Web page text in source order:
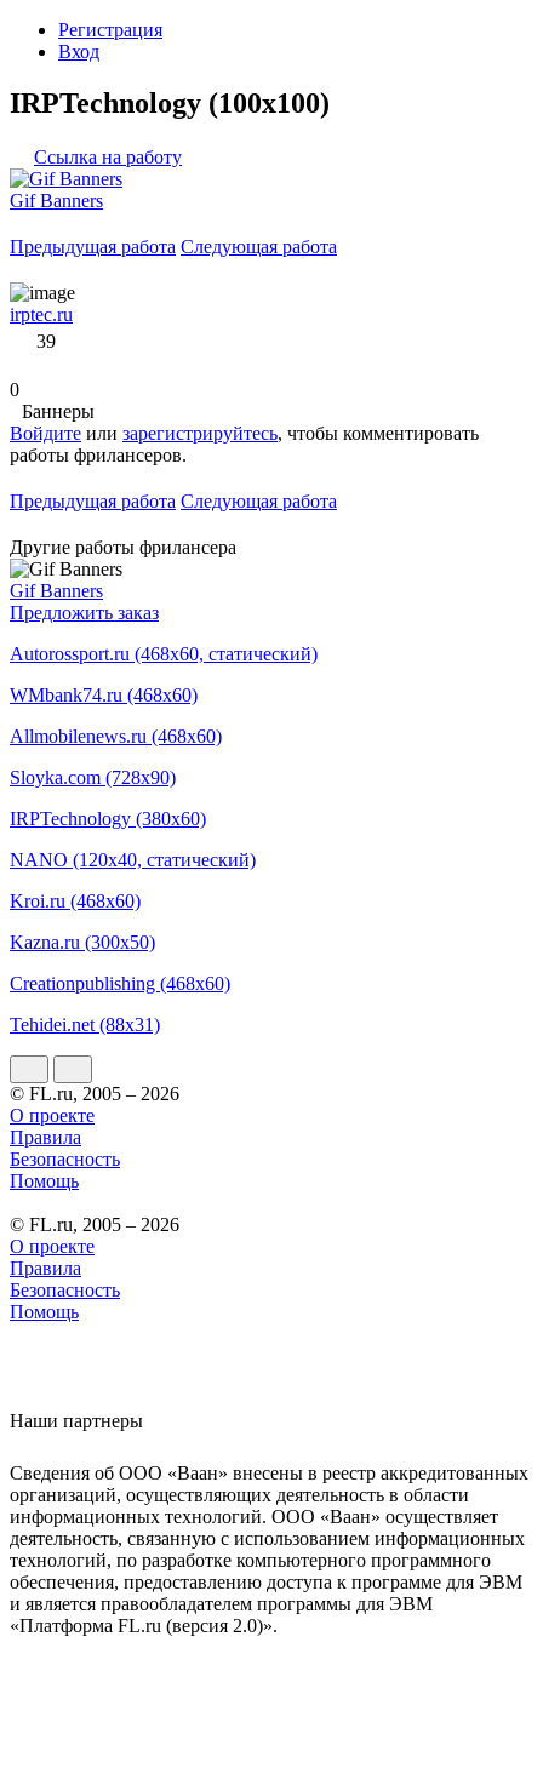
Регистрация
Вход
IRPTechnology (100x100)
Ссылка на работу
Gif Banners
Предыдущая работа Следующая работа
irptec.ru
39
0
Баннеры
Войдите или зарегистрируйтесь, чтобы комментировать
работы фрилансеров.
Предыдущая работа Следующая работа
Другие работы фрилансера
Gif Banners
Предложить заказ
Autorossport.ru (468x60, статический)
WMbank74.ru (468x60)
Allmobilenews.ru (468x60)
Sloyka.com (728x90)
IRPTechnology (380x60)
NANO (120x40, статический)
Kroi.ru (468x60)
Kazna.ru (300x50)
Creationpublishing (468x60)
Tehidei.net (88x31)
© FL.ru, 2005 – 2026
О проекте
Правила
Безопасность
Помощь
© FL.ru, 2005 – 2026
О проекте
Правила
Безопасность
Помощь
Наши партнеры
Сведения об ООО «Ваан» внесены в реестр аккредитованных
организаций, осуществляющих деятельность в области
информационных технологий. ООО «Ваан» осуществляет
деятельность, связанную с использованием информационных
технологий, по разработке компьютерного программного
обеспечения, предоставлению доступа к программе для ЭВМ
и является правообладателем программы для ЭВМ
«Платформа FL.ru (версия 2.0)».